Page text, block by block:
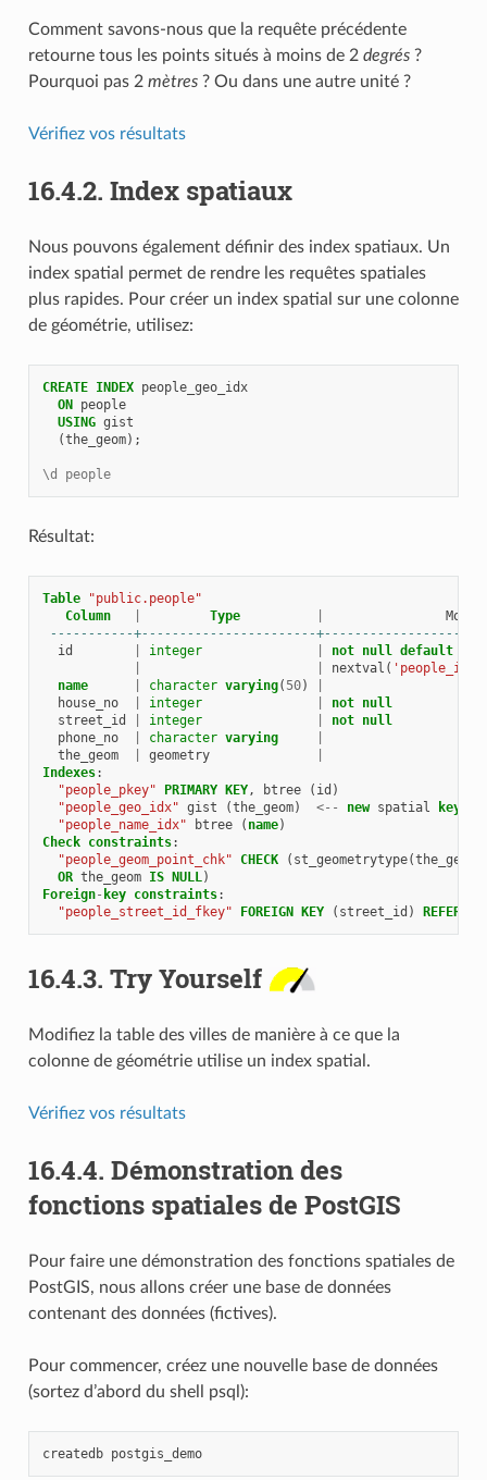
Comment savons-nous que la requête précédente
retourne tous les points situés à moins de 2 degrés?
Pourquoi pas 2 mètres? Ou dans une autre unité ?
Vérifiez vos résultats
16.4.2. Index spatiaux
Nous pouvons également définir des index spatiaux. Un
index spatial permet de rendre les requêtes spatiales
plus rapides. Pour créer un index spatial sur une colonne
de géométrie, utilisez:
CREATE INDEX people_geo_idx
ON people
USING gist
(the_geom);
\d people
Résultat:
Table
"public.people"
Column
Type
-----------+-----------------------
id
integer not null default
nextval (
name
character varying( 50)
house_no
integer not null
street_id
integer not null
phone_no
character varying
the_geom
geometry
Indexes:
"people_pkey"
PRIMARY KEY, btree ( id )
"people_geo_idx" gist (the_geom) <-- new spatial key
"people_name_idx"
btree ( name)
Check constraints:
"people_geom_point_chk" CHECK ( st_geometrytype(the_geom
OR the_geom IS NULL)
Foreign- key constraints:
"people_street_id_fkey"
FOREIGN KEY ( street_id )
16.4.3. Try Yourself
Modifiez la table des villes de manière à ce que la
colonne de géométrie utilise un index spatial.
Vérifiez vos résultats
16.4.4. Démonstration des
fonctions spatiales de PostGIS
Pour faire une démonstration des fonctions spatiales de
PostGIS, nous allons créer une base de données
contenant des données (fictives).
Pour commencer, créez une nouvelle base de données
(sortez d’abord du shell psql):
createdb postgis_demo